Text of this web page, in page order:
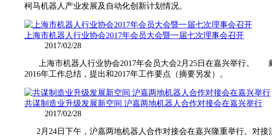
柯马机器人产业发展及自动化创新计划情况。
上海市机器人行业协会2017年会员大会暨一届七次理事会召开
2017/02/28
上海市机器人行业协会2017年会员大会2月25日在嘉兴举行。 戴
2016年工作总结，提出和2017年工作要点（摘要另发）。
共谋制造业升级发展新空间 沪嘉两地机器人合作对接会在嘉兴举行
2017/02/28
2月24日下午，沪嘉两地机器人合作对接会在嘉兴隆重举行。对